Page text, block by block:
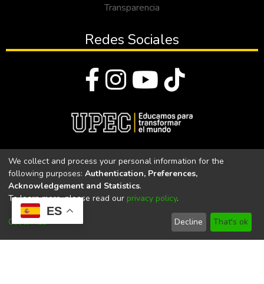
ES
Transparencia
Redes Sociales
Universidad Politécnica Estatal del Carchi
Universidad Politécnica Estatal del Carchi | Acreditada por el
CACES Resolución N°. 160-SE-33-CACES-2020
We collect and process your personal information for the
following purposes: Authentication, Preferences,
Acknowledgement and Statistics.
To learn more, please read our privacy policy.
Customize Decline That's ok